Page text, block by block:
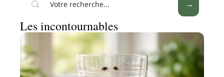
Les incontournables